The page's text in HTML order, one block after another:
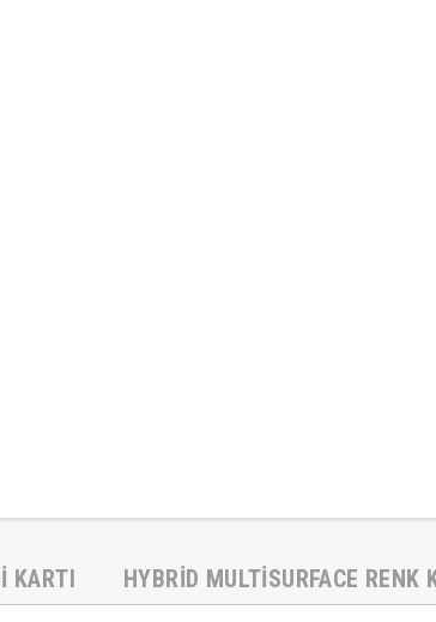
KARTI HYBRID MULTISURFACE RENK